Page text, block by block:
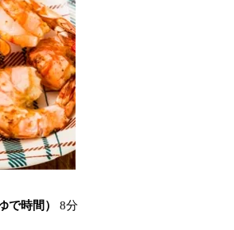
で時間） 8分